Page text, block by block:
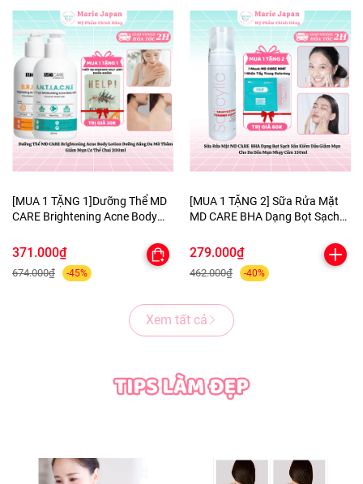
[MUA 1 TẶNG 1]Dưỡng Thể MD
CARE Brightening Acne Body
Thâm Giảm Mụn Cơ Thể Chai
200ml-TẶNG 1 MẶT NẠ
BERGAMO HELP JARY
371.000₫
674.000₫ -45%
[MUA 1 TẶNG 2] Sữa Rửa Mặt
MD CARE BHA Dạng Bọt Sạch
Da Dầu Mụn Nhạy Cảm 150ml-
TẶNG 1 MASK MNF+1 KHĂN
TẨY TRANG COLORKEY
279.000₫
462.000₫ -40%
Xem tất cả